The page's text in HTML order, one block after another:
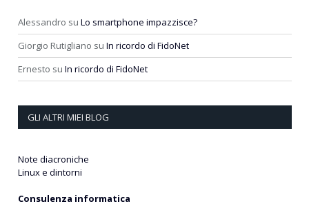
Alessandro su Lo smartphone impazzisce?
Giorgio Rutigliano su In ricordo di FidoNet
Ernesto su In ricordo di FidoNet
GLI ALTRI MIEI BLOG
Note diacroniche
Linux e dintorni
Consulenza informatica